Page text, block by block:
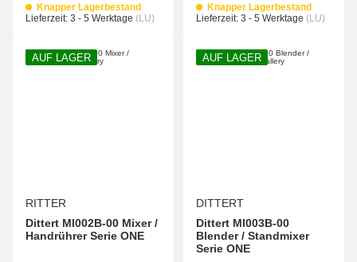
Knapper Lagerbestand
Lieferzeit: 3 - 5 Werktage (LU)
Knapper Lagerbestand
Lieferzeit: 3 - 5 Werktage (LU)
AUF LAGER
RITTER
Dittert MI002B-00 Mixer /
Handrührer Serie ONE
AUF LAGER
DITTERT
Dittert MI003B-00
Blender / Standmixer
Serie ONE